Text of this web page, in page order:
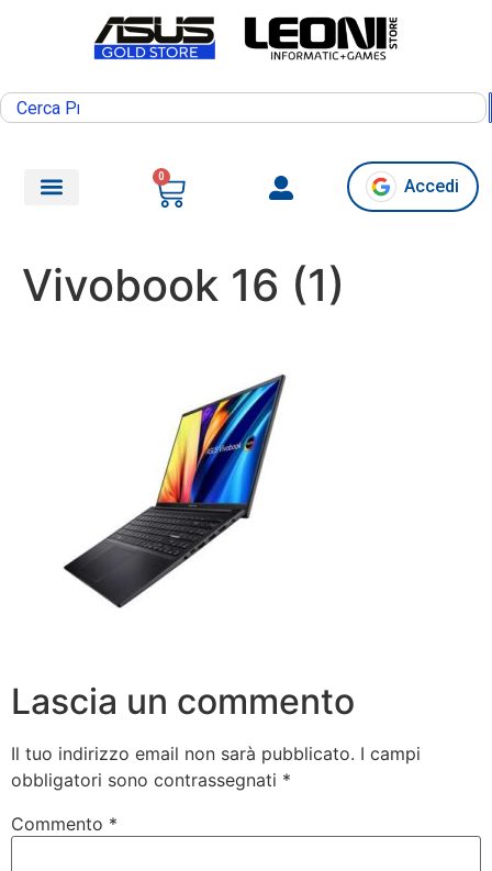
0 Accedi
Vivobook 16 (1)
Lascia un commento
Il tuo indirizzo email non sarà pubblicato. I campi
obbligatori sono contrassegnati *
Commento *